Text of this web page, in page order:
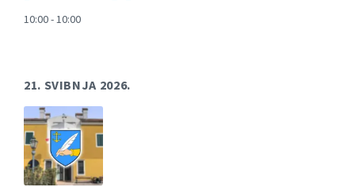
10:00 - 10:00
21. SVIBNJA 2026.